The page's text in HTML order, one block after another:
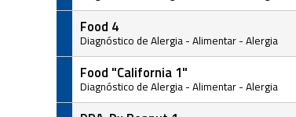
Food 4
Diagnóstico de Alergia - Alimentar - Alergia
Food "California 1"
Diagnóstico de Alergia - Alimentar - Alergia